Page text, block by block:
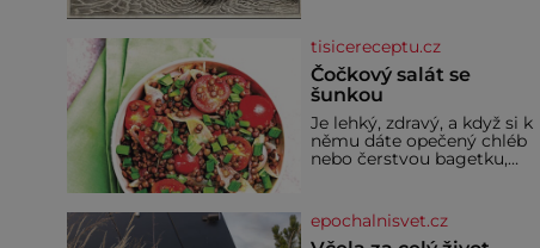
místo zviditelnit a
přitáhnout k němu
pozornost záhadám
nakloněných turi
tisicereceptu.cz
Čočkový salát se
šunkou
Je lehký, zdravý, a když si k
němu dáte opečený chléb
nebo čerstvou bagetku,
oblíbené čočky 150 g cherry
rajčátek 1 velká červená
epochalnisvet.cz